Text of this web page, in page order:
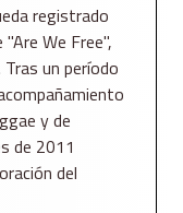
registrado
We Free",
un período
y de
de 2011
del